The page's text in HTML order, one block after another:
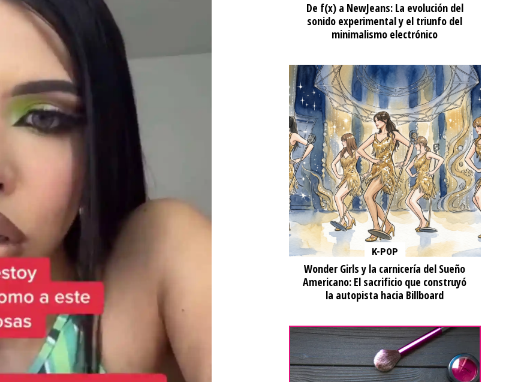
De f(x) a NewJeans: La evolución del
sonido experimental y el triunfo del
minimalismo electrónico
K-POP
Wonder Girls y la carnicería del Sueño
Americano: El sacrificio que construyó
la autopista hacia Billboard